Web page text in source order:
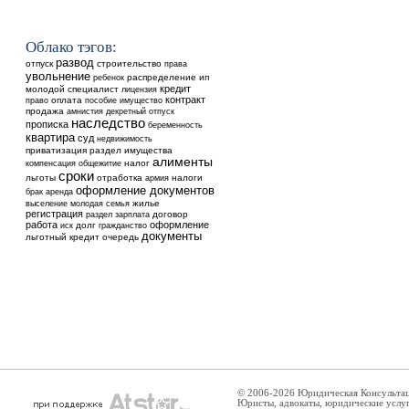
Облако тэгов:
отпуск развод строительство права
увольнение ребенок распределение ип
молодой специалист лицензия кредит
право оплата пособие имущество контракт
продажа амнистия декретный отпуск
прописка наследство беременность
квартира суд недвижимость
приватизация раздел имущества
компенсация общежитие налог алименты
льготы сроки отработка армия налоги
брак аренда оформление документов
выселение молодая семья жилье
регистрация раздел зарплата договор
работа иск долг гражданство оформление
льготный кредит очередь документы
© 2006-2026 Юридическая
Юристы, адвокаты, юридические